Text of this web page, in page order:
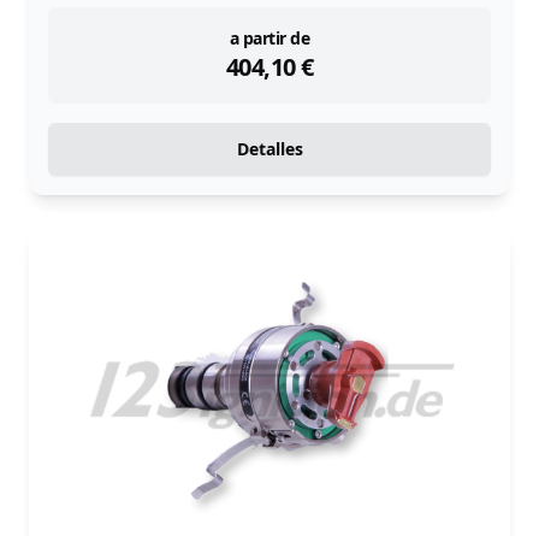
a partir de
404,10€
instock
Detalles